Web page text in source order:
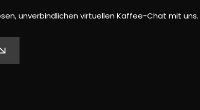
unverbindlichen virtuellen Kaffee-Chat mit uns.